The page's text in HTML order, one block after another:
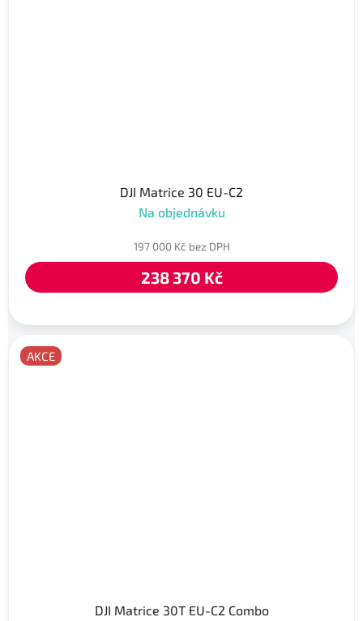
DJI Matrice 30 EU-C2
Na objednávku
197 000 Kč bez DPH
238 370 Kč
AKCE
DJI Matrice 30T EU-C2 Combo